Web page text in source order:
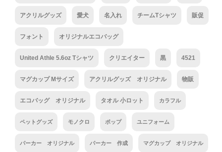
アクリルグッズ 愛犬 名入れ チームTシャツ 販促
フォント オリジナルエコバッグ
United Athle 5.6oz Tシャツ クリエイター 黒 4521
マグカップ Mサイズ アクリルグッズ オリジナル 物販
エコバッグ オリジナル タオル 小ロット カラフル
ペットグッズ モノクロ ポップ ユニフォーム
パーカー オリジナル パーカー 作成 マグカップ オリジナル